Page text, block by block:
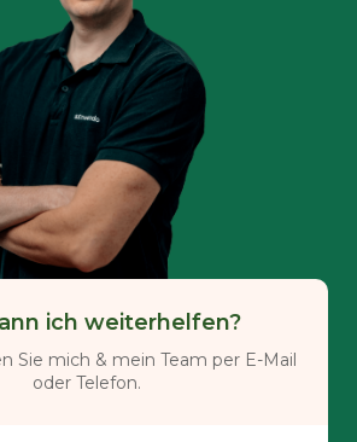
ich weiterhelfen?
Sie mich & mein Team per E-Mail
oder Telefon.